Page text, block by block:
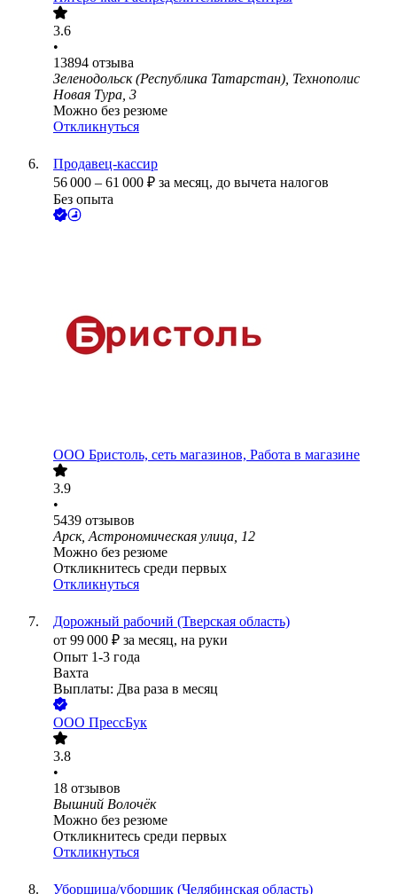
3.6
•
13894 отзыва
Зеленодольск (Республика Татарстан), Технополис
Новая Тура, 3
Можно без резюме
Откликнуться
Продавец-кассир
56 000 – 61 000 ₽ за месяц, до вычета налогов
Без опыта
ООО Бристоль, сеть магазинов, Работа в магазине
3.9
•
5439 отзывов
Арск, Астрономическая улица, 12
Можно без резюме
Откликнитесь среди первых
Откликнуться
Дорожный рабочий (Тверская область)
от 99 000 ₽ за месяц, на руки
Опыт 1-3 года
Вахта
Выплаты: Два раза в месяц
ООО ПрессБук
3.8
•
18 отзывов
Вышний Волочёк
Можно без резюме
Откликнитесь среди первых
Откликнуться
Уборщица/уборщик (Челябинская область)